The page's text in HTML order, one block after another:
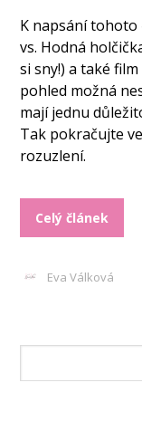
K napsání
vs. Hodná
si sny!) a také
pohled možná
mají jednu
Tak pokračujte
rozuzlení.
Celý článek
Eva Válková